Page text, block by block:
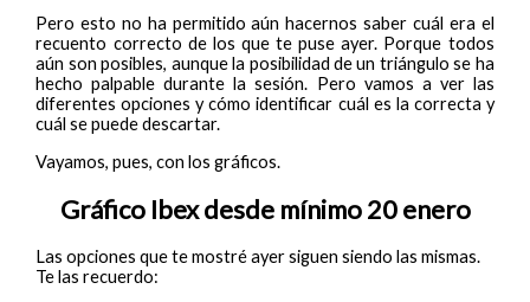
Pero esto no ha permitido aún hacernos saber cuál era el
recuento correcto de los que te puse ayer. Porque todos
aún son posibles, aunque la posibilidad de un triángulo se ha
hecho palpable durante la sesión. Pero vamos a ver las
diferentes opciones y cómo identificar cuál es la correcta y
cuál se puede descartar.
Vayamos, pues, con los gráficos.
Gráfico Ibex desde mínimo 20 enero
Las opciones que te mostré ayer siguen siendo las mismas.
Te las recuerdo: